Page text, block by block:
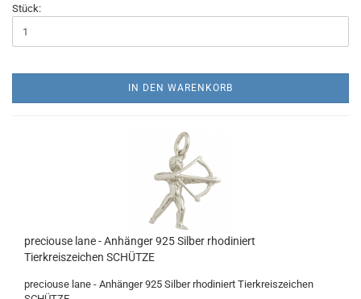
Stück:
IN DEN WARENKORB
preciouse lane - Anhänger 925 Silber rhodiniert
Tierkreiszeichen SCHÜTZE
preciouse lane - Anhänger 925 Silber rhodiniert Tierkreiszeichen